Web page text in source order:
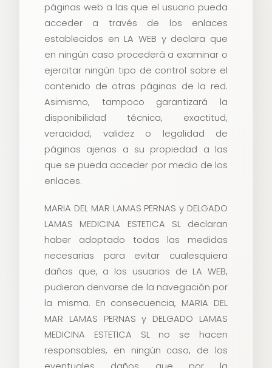
páginas web a las que el usuario pueda
acceder a través de los enlaces
establecidos en LA WEB y declara que
en ningún caso procederá a examinar o
ejercitar ningún tipo de control sobre el
contenido de otras páginas de la red.
Asimismo, tampoco garantizará la
disponibilidad técnica, exactitud,
veracidad, validez o legalidad de
páginas ajenas a su propiedad a las
que se pueda acceder por medio de los
enlaces.
MARIA DEL MAR LAMAS PERNAS y DELGADO
LAMAS MEDICINA ESTETICA SL declaran
haber adoptado todas las medidas
necesarias para evitar cualesquiera
daños que, a los usuarios de LA WEB,
pudieran derivarse de la navegación por
la misma. En consecuencia, MARIA DEL
MAR LAMAS PERNAS y DELGADO LAMAS
MEDICINA ESTETICA SL no se hacen
responsables, en ningún caso, de los